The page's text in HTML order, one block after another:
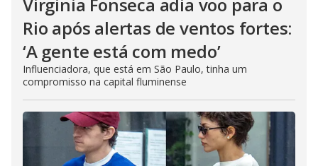
Rio após alertas de ventos fortes:
‘A gente está com medo’
Influenciadora, que está em São Paulo, tinha um
compromisso na capital fluminense